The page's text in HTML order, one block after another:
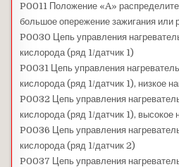
P0011 Положение «A»
большое опережение зажигания или
P0030 Цепь управления
кислорода (ряд 1/датчик 1)
P0031 Цепь управления
кислорода (ряд 1/датчик 1), низкое
P0032 Цепь управления
кислорода (ряд 1/датчик 1), высокое
P0036 Цепь управления
кислорода (ряд 1/датчик 2)
P0037 Цепь управления